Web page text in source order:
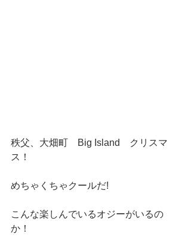
秩父、大畑町　Big Island　クリスマ
ス！
めちゃくちゃクールだ!
こんな楽しんでいるオジーがいるの
か！